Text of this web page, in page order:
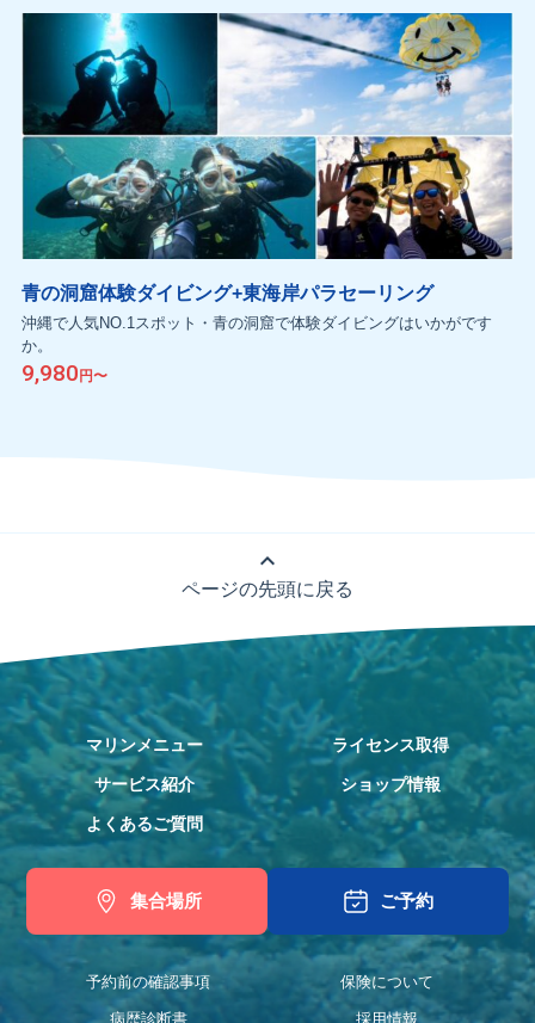
青の洞窟体験ダイビング+東海岸パラセーリング
沖縄で人気NO.1スポット・青の洞窟で体験ダイビングはいかがです
か。
9,980
マリンメニュー ライセンス取得
サービス紹介 ショップ情報
よくあるご質問
集合場所 ご予約
予約前の確認事項 保険について
病歴診断書 採用情報
expand_less
ページの先頭に戻る